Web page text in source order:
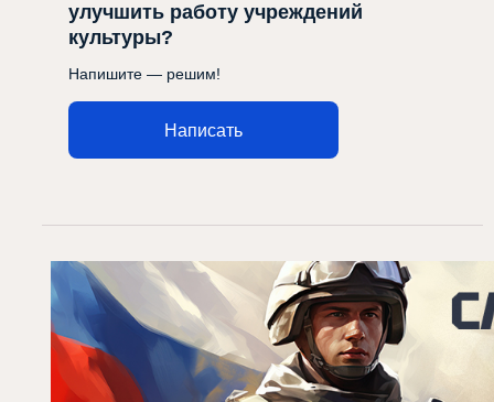
улучшить работу учреждений
культуры?
Напишите — решим!
Написать